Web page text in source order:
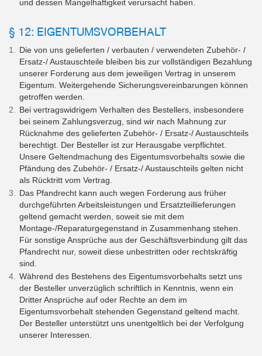
und dessen Mangelhaftigkeit verursacht haben.
§ 12: EIGENTUMSVORBEHALT
Die von uns gelieferten / verbauten / verwendeten Zubehör- /
Ersatz-/ Austauschteile bleiben bis zur vollständigen Bezahlung
unserer Forderung aus dem jeweiligen Vertrag in unserem
Eigentum. Weitergehende Sicherungsvereinbarungen können
getroffen werden.
Bei vertragswidrigem Verhalten des Bestellers, insbesondere
bei seinem Zahlungsverzug, sind wir nach Mahnung zur
Rücknahme des gelieferten Zubehör- / Ersatz-/ Austauschteils
berechtigt. Der Besteller ist zur Herausgabe verpflichtet.
Unsere Geltendmachung des Eigentumsvorbehalts sowie die
Pfändung des Zubehör- / Ersatz-/ Austauschteils gelten nicht
als Rücktritt vom Vertrag.
Das Pfandrecht kann auch wegen Forderung aus früher
durchgeführten Arbeitsleistungen und Ersatzteillieferungen
geltend gemacht werden, soweit sie mit dem
Montage-/Reparaturgegenstand in Zusammenhang stehen.
Für sonstige Ansprüche aus der Geschäftsverbindung gilt das
Pfandrecht nur, soweit diese unbestritten oder rechtskräftig
sind.
Während des Bestehens des Eigentumsvorbehalts setzt uns
der Besteller unverzüglich schriftlich in Kenntnis, wenn ein
Dritter Ansprüche auf oder Rechte an dem im
Eigentumsvorbehalt stehenden Gegenstand geltend macht.
Der Besteller unterstützt uns unentgeltlich bei der Verfolgung
unserer Interessen.